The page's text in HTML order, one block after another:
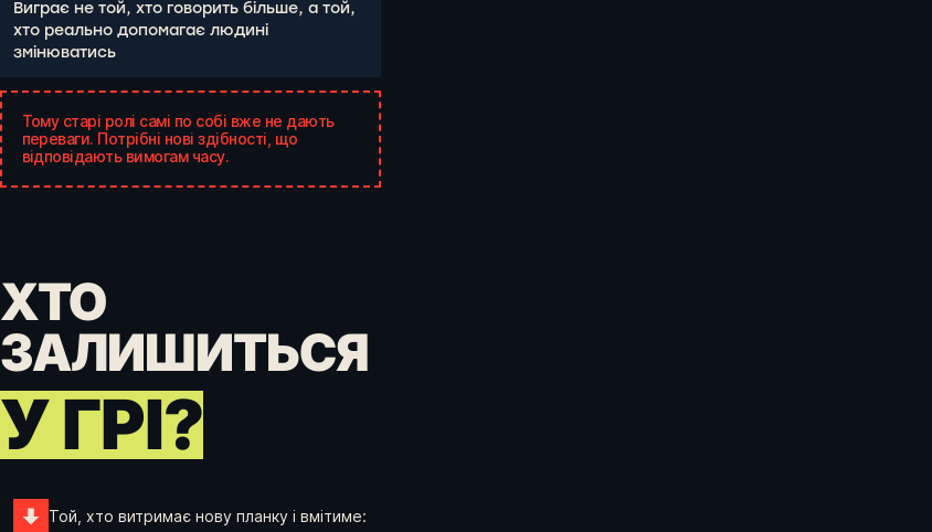
Виграє не той, хто говорить більше, а той,
хто реально допомагає людині
змінюватись
Тому старі ролі самі по собі вже не дають
переваги. Потрібні нові здібності, що
відповідають вимогам часу.
ХТО
ЗАЛИШИТЬСЯ
У ГРІ?
Той, хто витримає нову планку і вмітиме: